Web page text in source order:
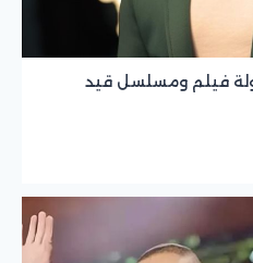
فيلم ومسلسل قيد